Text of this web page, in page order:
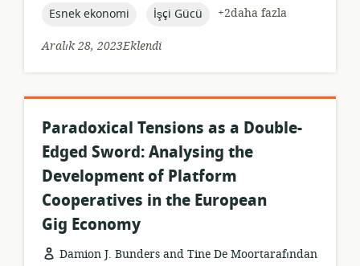
topic:
Esnek ekonomi topic:
İşçi Gücü
+2daha fazla
Aralık 28, 2023Eklendi
Paradoxical Tensions as a Double-
Edged Sword: Analysing the
Development of Platform
Cooperatives in the European
Gig Economy
Damion J. Bunders and Tine De Moortarafından